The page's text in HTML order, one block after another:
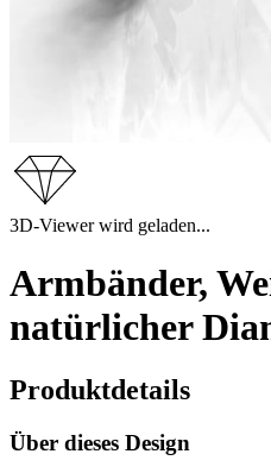
3D-Viewer wird geladen...
Armbänder,
natürlicher
Produktdetails
Über dieses Design